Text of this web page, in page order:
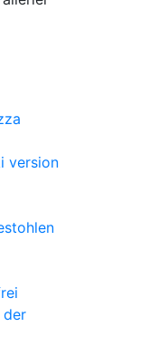
version